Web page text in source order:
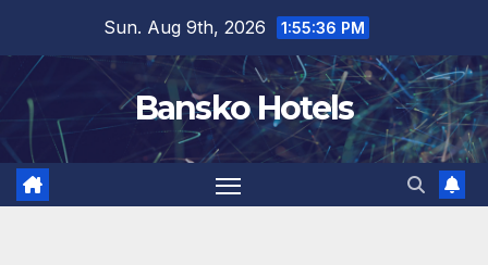
content
Sun. Aug 9th, 2026 1:55:37 PM
Bansko Hotels